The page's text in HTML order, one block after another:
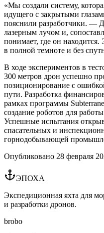
«Мы создали систему,
идущего с закрытыми
пояснили разработчики. —
лазерным лучом и,
понимает, где он
в полной темноте и без
В ходе экспериментов в
300 метров дрон успешно
позиционирование с
пути. Разработка
рамках программы
создание роботов для
Успешные испытания
спасательных и
горнодобывающей
Опубликовано 28 февраля
ЭПОХА
Экспедиционная яхта для
и разработки дронов.
brobo